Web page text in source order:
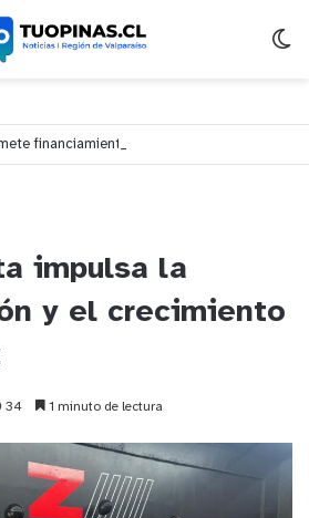
impulsa la
y el crecimiento
34 1 minuto de lectura